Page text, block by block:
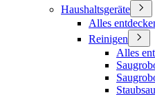
Haushaltsgeräte
Alles
Reinigen
Alles